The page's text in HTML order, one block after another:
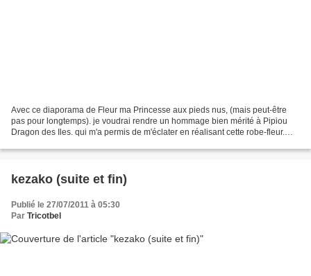
Avec ce diaporama de Fleur ma Princesse aux pieds nus, (mais peut-être
pas pour longtemps). je voudrai rendre un hommage bien mérité à Pipiou
Dragon des Iles. qui m'a permis de m'éclater en réalisant cette robe-fleur.
kezako (suite et fin)
Publié le 27/07/2011 à 05:30
Par Tricotbel